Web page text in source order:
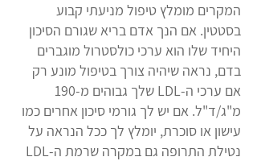
המקרים מומלץ טיפול מניעתי קבוע
בסטטין. אם הנך אדם בריא שגורם הסיכון
היחיד שלו הוא ערכי כולסטרול מוגברים
בדם, נראה שיהיה צורך בטיפול מונע רק
אם ערכי ה-LDL שלך גבוהים מ-190
מ"ג/ד"ל. אם יש לך גורמי סיכון אחרים כמו
עישון או סוכרת, יומלץ לך ככל הנראה על
נטילת התרופה גם במקרה שרמת ה-LDL